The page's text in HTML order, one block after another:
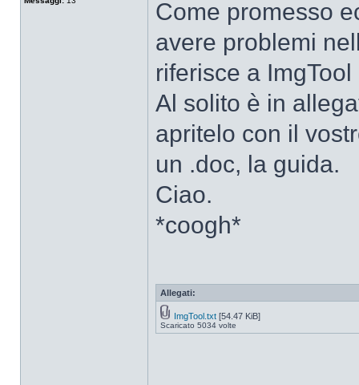
Come promesso
avere problemi
riferisce a
Al solito è in
apritelo con il
un .doc, la guida.
Ciao.
*coogh*
Allegati:
ImgTool.txt [54.47 KiB]
Scaricato 5034 volte